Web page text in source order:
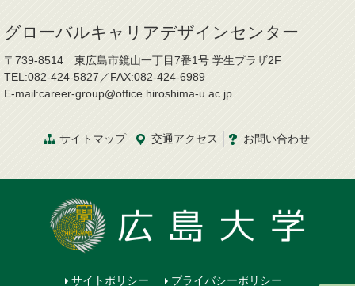
グローバルキャリアデザインセンター
〒739-8514 東広島市鏡山一丁目7番1号 学生プラザ2F
TEL:082-424-5827／FAX:082-424-6989
E-mail:career-group@office.hiroshima-u.ac.jp
サイトマップ 交通アクセス お問い合わせ
サイトポリシー プライバシーポリシー